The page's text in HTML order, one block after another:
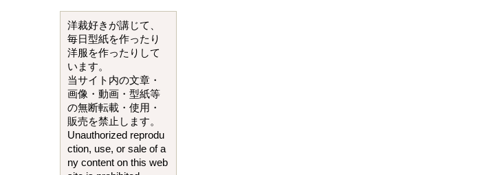
洋裁好きが講じて、
毎日型紙を作ったり
洋服を作ったりして
います。
当サイト内の文章・
画像・動画・型紙等
の無断転載・使用・
販売を禁止します。
Unauthorized reprodu
ction, use, or sale of a
ny content on this web